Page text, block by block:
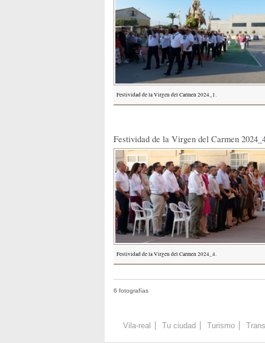
Festividad de la Virgen del Carmen 2024_1.
Festividad de la Virgen del Carmen
Festividad de la Virgen del Carmen 2024_4.
6 fotografías
Vila-real Tu ciudad Turismo